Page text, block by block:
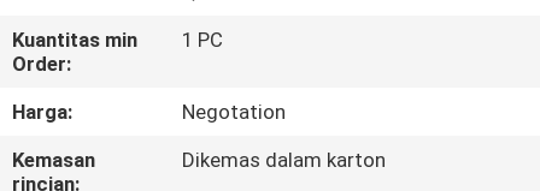
KONTROL
KUALITAS
HUBUNGI
Kuantitas min
Order:
1 PC
Harga:
Negotation
Kemasan
rincian:
Dikemas dalam karton